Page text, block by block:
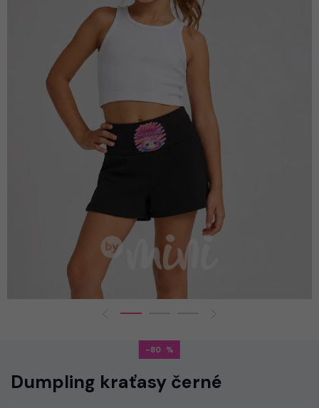
-80
Dumpling kraťasy černé